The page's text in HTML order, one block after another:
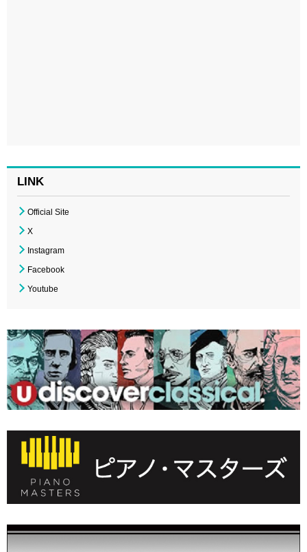
LINK
Official Site
X
Instagram
Facebook
Youtube